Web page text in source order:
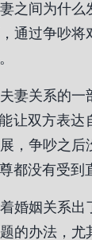
之间为什么
通过争吵将
妻关系的一
让双方表达
，争吵之后
都没有受到
婚姻关系出
的办法，尤